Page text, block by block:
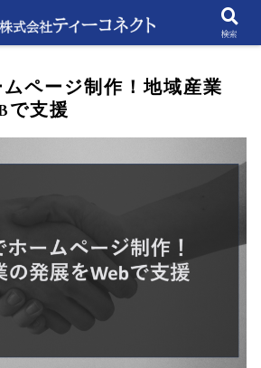
石狩市でホームページ制作！地域産
ページ制作！地域産業
で支援
検索